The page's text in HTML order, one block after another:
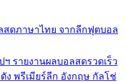
สดภาษาไทย จากลีกฟุตบอล
ฯ รายงานผลบอลสดรวดเร็ว
พรีเมียร์ลีก อังกฤษ กัลโช่